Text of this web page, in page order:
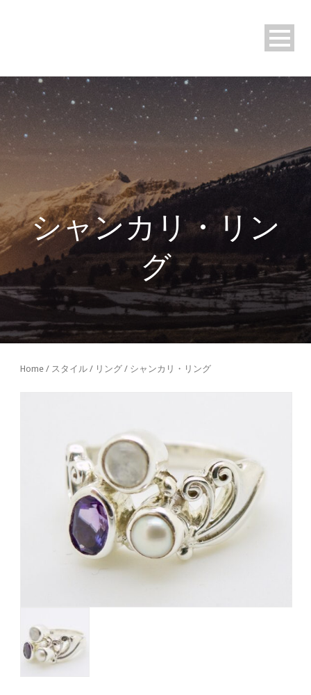
シャンカリ・リン
グ
Home / スタイル / リング / シャンカリ・リング